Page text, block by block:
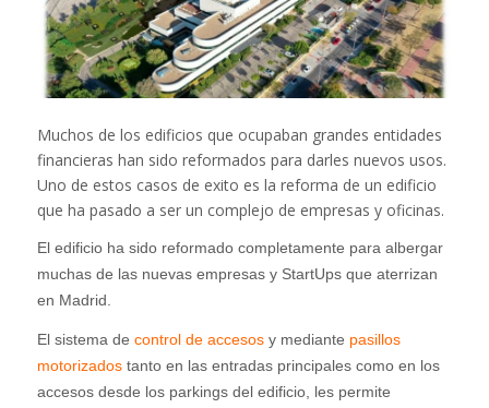
Muchos de los edificios que ocupaban grandes entidades
financieras han sido reformados para darles nuevos usos.
Uno de estos casos de exito es la reforma de un edificio
que ha pasado a ser un complejo de empresas y oficinas.
El edificio ha sido reformado completamente para albergar
muchas de las nuevas empresas y StartUps que aterrizan
en Madrid.
El sistema de control de accesosy mediante pasillos
motorizadostanto en las entradas principales como en los
accesos desde los parkings del edificio, les permite